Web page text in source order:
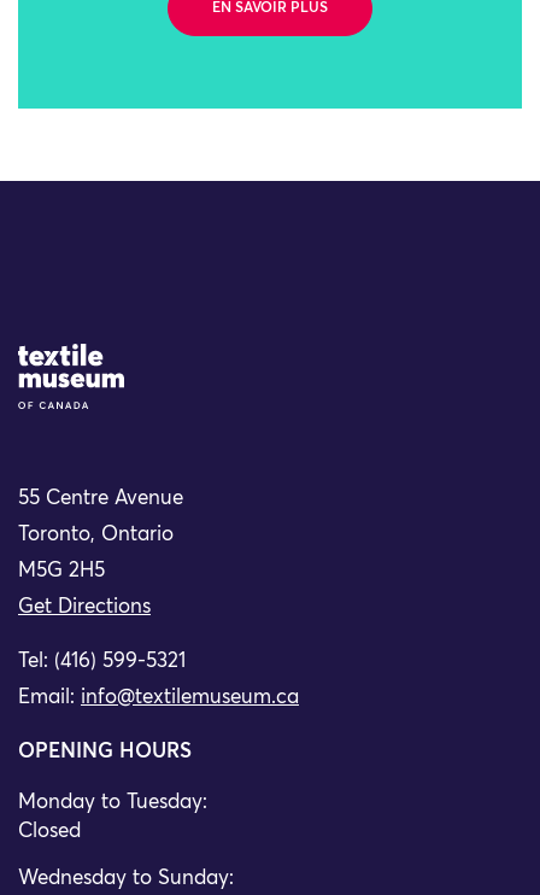
EN SAVOIR PLUS
Site Logo
55 Centre Avenue
Toronto, Ontario
M5G 2H5
Get Directions
Tel: (416) 599-5321
Email: info@textilemuseum.ca
OPENING HOURS
Monday to Tuesday:
Closed
Wednesday to Sunday: